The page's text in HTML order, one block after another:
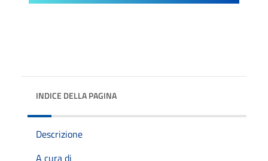
INDICE DELLA PAGINA
Descrizione
A cura di